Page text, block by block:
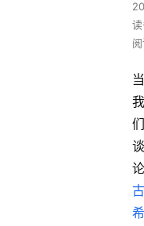
当
我
们
谈
论
古
希